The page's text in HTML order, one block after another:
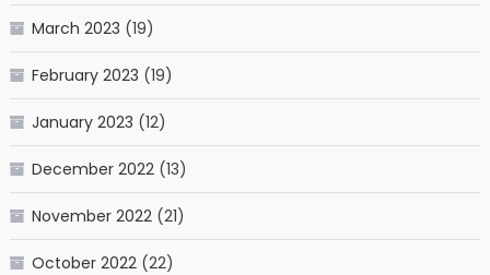
March 2023 (19)
February 2023 (19)
January 2023 (12)
December 2022(13)
November 2022(21)
October 2022(22)